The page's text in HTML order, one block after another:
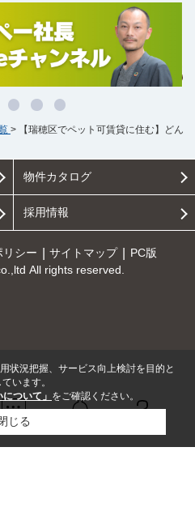
い合せ
>
【瑞穂区でペット可賃貸に住む】どん
物件カタログ
採用情報
リシー サイトマップ
PC版
All rights reserved.
状況把握、サービス向上検討を目的と
います。
ついて」 をご確認ください。
じる